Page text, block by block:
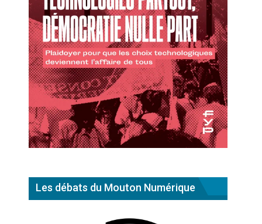
Les débats du Mouton Numérique